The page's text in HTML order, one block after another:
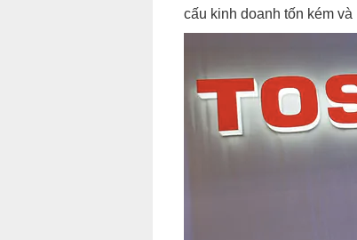
cấu kinh doanh tốn kém